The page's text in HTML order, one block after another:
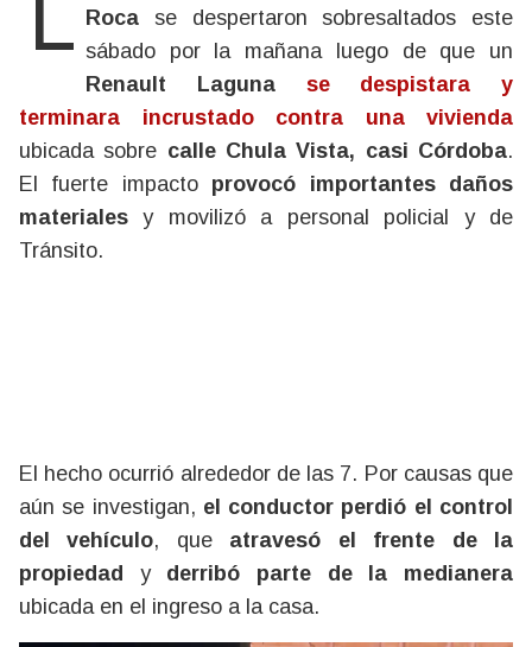
Roca se despertaron sobresaltados este
sábado por la mañana luego de que un
Renault Laguna
se despistara y
terminara incrustado contra una vivienda
ubicada sobre calle Chula Vista, casi Córdoba.
El fuerte impacto provocó importantes daños
materiales y movilizó a personal policial y de
Tránsito.
El hecho ocurrió alrededor de las 7. Por causas que
aún se investigan, el conductor perdió el control
del vehículo, que atravesó el frente de la
propiedad
y derribó parte de la medianera
ubicada en el ingreso a la casa.